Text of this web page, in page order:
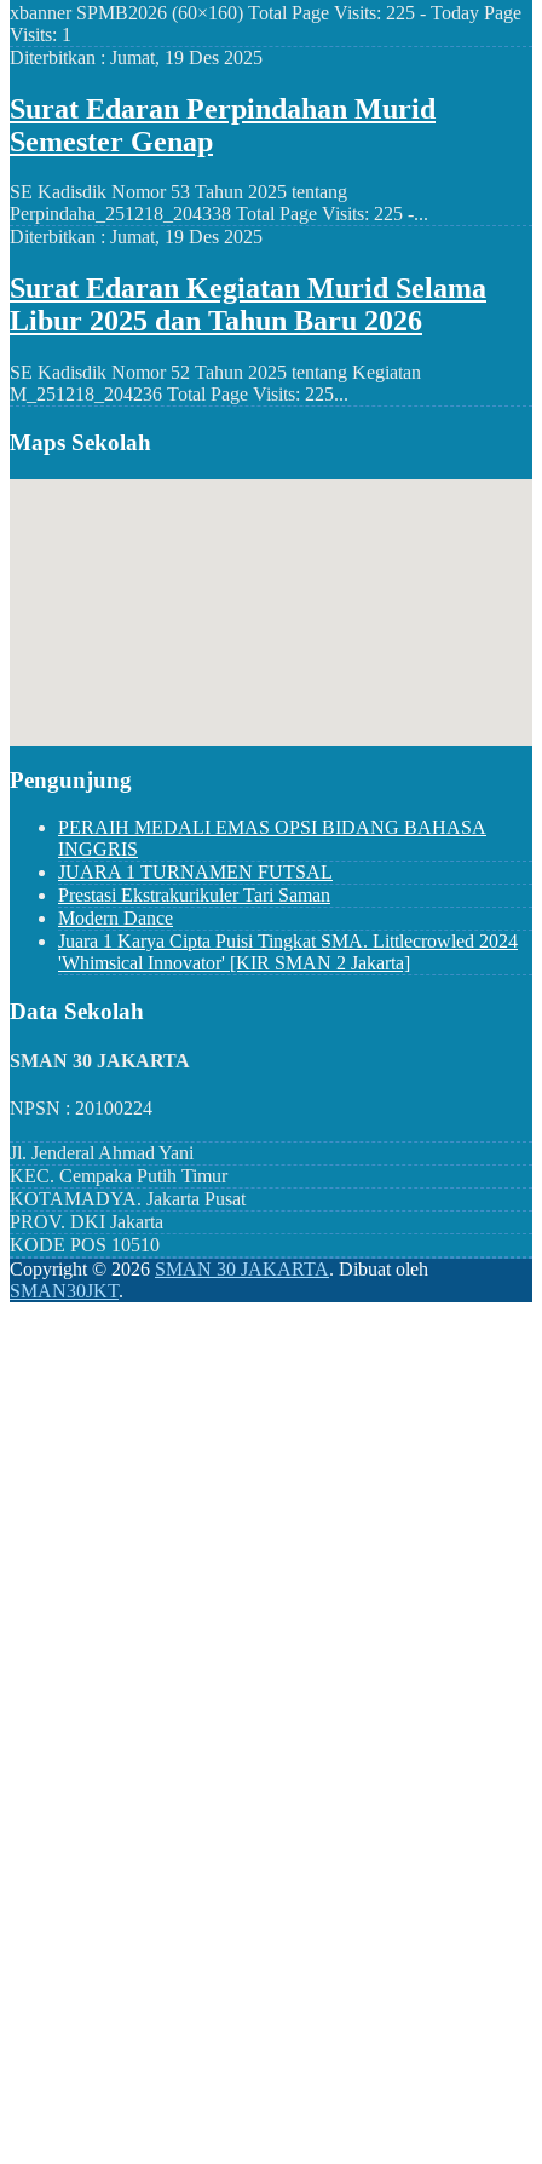
xbanner SPMB2026 (60×160) Total Page Visits: 225 - Today Page
Visits: 1
Diterbitkan : Jumat, 19 Des 2025
Surat Edaran Perpindahan Murid
Semester Genap
SE Kadisdik Nomor 53 Tahun 2025 tentang
Perpindaha_251218_204338 Total Page Visits: 225 -...
Diterbitkan : Jumat, 19 Des 2025
Surat Edaran Kegiatan Murid Selama
Libur 2025 dan Tahun Baru 2026
SE Kadisdik Nomor 52 Tahun 2025 tentang Kegiatan
M_251218_204236 Total Page Visits: 225...
Maps Sekolah
Pengunjung
PERAIH MEDALI EMAS OPSI BIDANG BAHASA
INGGRIS
JUARA 1 TURNAMEN FUTSAL
Prestasi Ekstrakurikuler Tari Saman
Modern Dance
Juara 1 Karya Cipta Puisi Tingkat SMA. Littlecrowled 2024
'Whimsical Innovator' [KIR SMAN 2 Jakarta]
Data Sekolah
SMAN 30 JAKARTA
NPSN : 20100224
Jl. Jenderal Ahmad Yani
KEC. Cempaka Putih Timur
KOTAMADYA. Jakarta Pusat
PROV. DKI Jakarta
KODE POS 10510
Copyright © 2026 SMAN 30 JAKARTA. Dibuat oleh
SMAN30JKT.